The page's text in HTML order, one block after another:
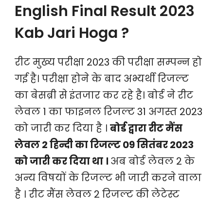
English Final Result 2023
Kab Jari Hoga ?
रीट मुख्य परीक्षा 2023 की परीक्षा सम्पन्न हो
गई है। परीक्षा होने के बाद अभ्यर्थी रिजल्ट
का बेसब्री से इंतजार कर रहे है। बोर्ड ने रीट
लेवल 1 का फाइनल रिजल्ट 31 अगस्त 2023
को जारी कर दिया है । बोर्ड द्वारा रीट मैंस
लेवल 2 हिन्दी का रिजल्ट 09 सितंबर 2023
को जारी कर दिया था । अब बोर्ड लेवल 2 के
अन्य विषयों के रिजल्ट भी जारी करने वाला
है । रीट मैंस लेवल 2 रिजल्ट की लेटेस्ट